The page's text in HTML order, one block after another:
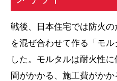
戦後、日本住宅では防火
を混ぜ合わせて作る「モ
した。モルタルは耐火性
間がかかる、施工費がか